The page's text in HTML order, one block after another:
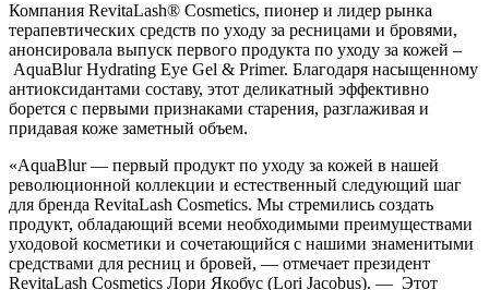
Компания RevitaLash® Cosmetics, пионер и лидер рынка
терапевтических средств по уходу за ресницами и бровями,
анонсировала выпуск первого продукта по уходу за кожей –
AquaBlur Hydrating Eye Gel & Primer. Благодаря насыщенному
антиоксидантами составу, этот деликатный эффективно
борется с первыми признаками старения, разглаживая и
придавая коже заметный объем.
«AquaBlur — первый продукт по уходу за кожей в нашей
революционной коллекции и естественный следующий шаг
для бренда RevitaLash Cosmetics. Мы стремились создать
продукт, обладающий всеми необходимыми преимуществами
уходовой косметики и сочетающийся с нашими знаменитыми
средствами для ресниц и бровей, — отмечает президент
RevitaLash Cosmetics Лори Якобус (Lori Jacobus). — Этот